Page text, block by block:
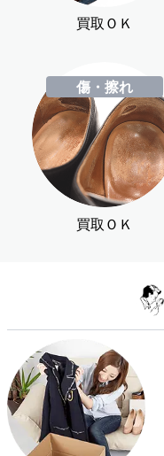
買取ＯＫ
傷・擦れ
買取ＯＫ